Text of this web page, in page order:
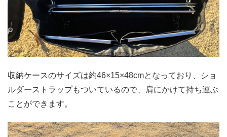
収納ケースのサイズは約46×15×48cmとなっており、ショ
ルダーストラップもついているので、肩にかけて持ち運ぶ
ことができます。